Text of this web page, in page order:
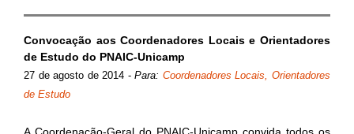
Convocação aos Coordenadores Locais e Orientadores
de Estudo do PNAIC-Unicamp
27 de agosto de 2014 - Para: Coordenadores Locais, Orientadores
de Estudo
A Coordenação-Geral do PNAIC-Unicamp convida todos os